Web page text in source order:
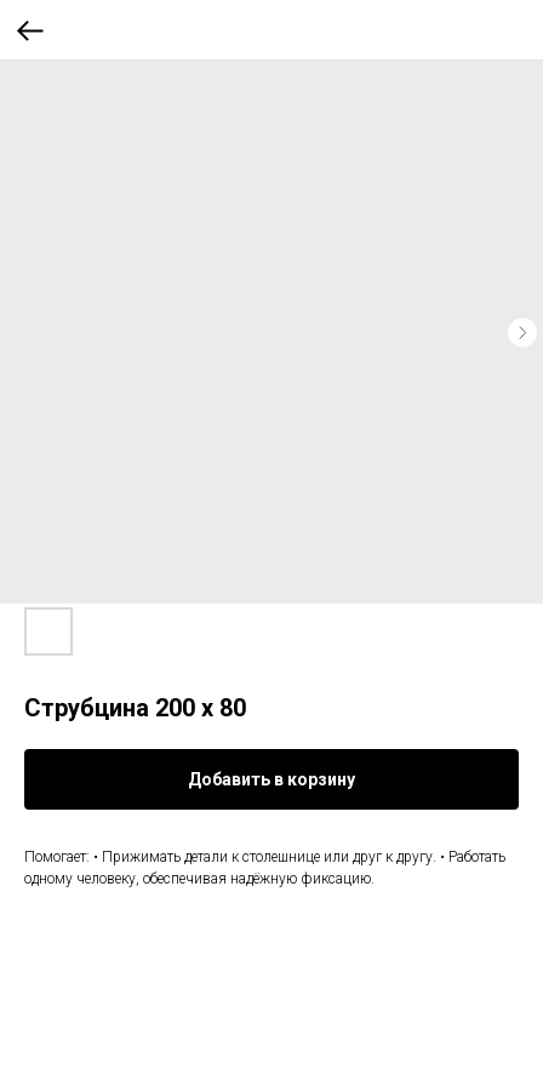
Струбцина 200 х 80
Добавить в корзину
Помогает: • Прижимать детали к столешнице или друг к другу. • Работать
одному человеку, обеспечивая надёжную фиксацию.